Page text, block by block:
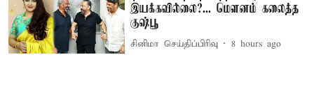
இயக்கவில்லை?... மௌனம் கலைத்த
குஷ்பூ
சினிமா செய்திப்பிரிவு 8 hours ago